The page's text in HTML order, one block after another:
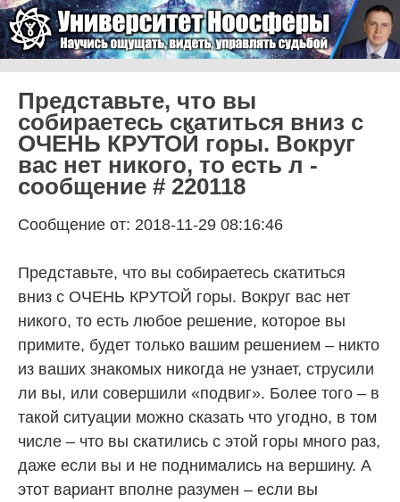
Университет Ноосферы
Представьте, что вы
собираетесь скатиться вниз с
ОЧЕНЬ КРУТОЙ горы. Вокруг
вас нет никого, то есть л -
сообщение # 220118
Сообщение от: 2018-11-29 08:16:46
Представьте, что вы собираетесь скатиться
вниз с ОЧЕНЬ КРУТОЙ горы. Вокруг вас нет
никого, то есть любое решение, которое вы
примите, будет только вашим решением – никто
из ваших знакомых никогда не узнает, струсили
ли вы, или совершили «подвиг». Более того – в
такой ситуации можно сказать что угодно, в том
числе – что вы скатились с этой горы много раз,
даже если вы и не поднимались на вершину. А
этот вариант вполне разумен – если вы